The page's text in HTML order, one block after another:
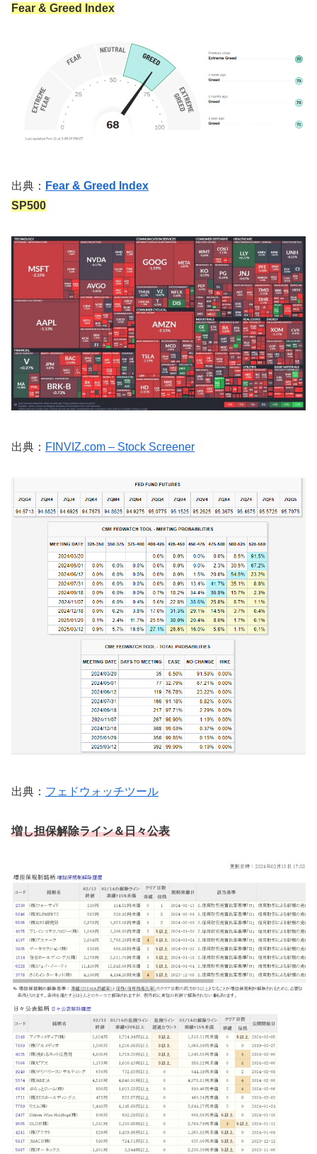
Fear & Greed Index
出典： Fear & Greed Index
SP500
出典： FINVIZ.com – Stock Screener
出典： フェドウォッチツール
増し担保解除ライン＆日々公表